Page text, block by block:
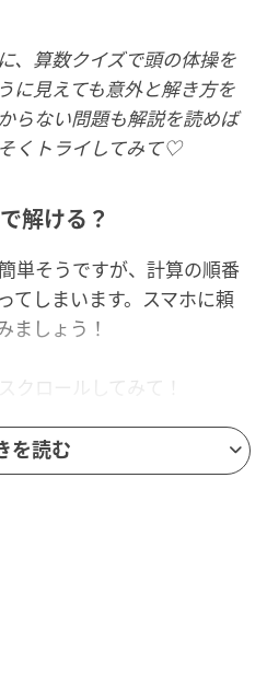
、算数クイズで頭の体操を
に見えても意外と解き方を
らない問題も解説を読めば
くトライしてみて♡
解ける？
単そうですが、計算の順番
てしまいます。スマホに頼
ましょう！
クロールしてみて！
を読む